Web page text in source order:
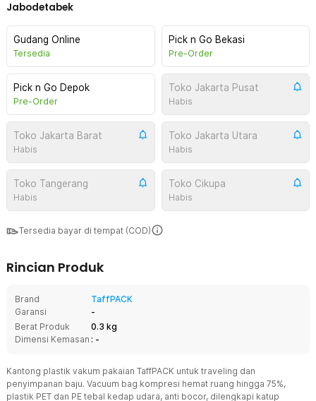
Jabodetabek
Gudang Online
Tersedia
Pick n Go Bekasi
Pre-Order
Pick n Go Depok
Pre-Order
Toko Jakarta Pusat
Habis
Toko Jakarta Barat
Habis
Toko Jakarta Utara
Habis
Toko Tangerang
Habis
Toko Cikupa
Habis
Tersedia bayar di tempat (COD)
Rincian Produk
Brand
TaffPACK
Garansi
-
Berat Produk
0.3 kg
Dimensi Kemasan : -
Kantong plastik vakum pakaian TaffPACK untuk traveling dan
penyimpanan baju. Vacuum bag kompresi hemat ruang hingga 75%,
plastik PET dan PE tebal kedap udara, anti bocor, dilengkapi katup